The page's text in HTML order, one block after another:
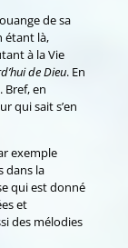
de sa
étant là,
à la Vie
de Dieu. En
en
qui sait s’en
exemple
dans la
qui est donné
et
des mélodies